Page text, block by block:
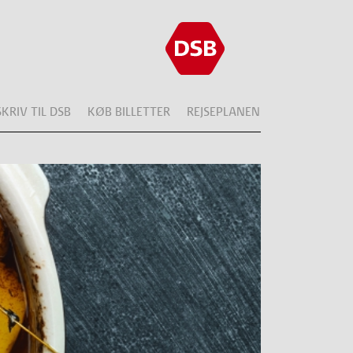
TIL DSB KØB BILLETTER REJSEPLANEN